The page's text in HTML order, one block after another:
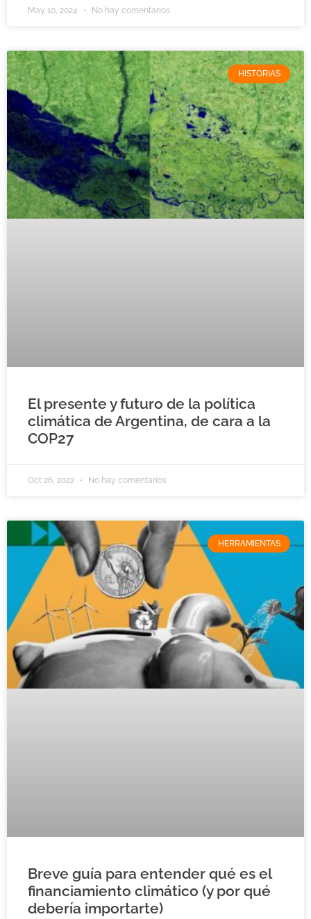
May 10, 2024 No hay comentarios
HISTORIAS
El presente y futuro de la política
climática de Argentina, de cara a la
COP27
Oct 26, 2022 No hay comentarios
HERRAMIENTAS
Breve guía para entender qué es el
financiamiento climático (y por qué
debería importarte)